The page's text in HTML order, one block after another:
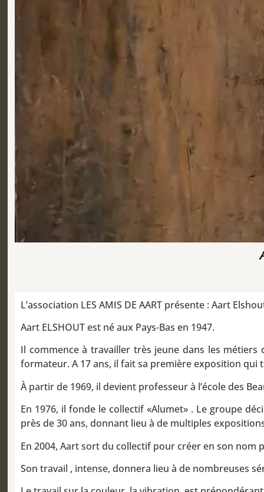
L’association LES AMIS DE AART présente : Aart
Aart ELSHOUT est né aux Pays-Bas en 1947.
Il commence à travailler très jeune dans les
formateur. A 17 ans, il fait sa première exposition qui
À partir de 1969, il devient professeur à l’école des
En 1976, il fonde le collectif «Alumet» . Le groupe
près de 30 ans, donnant lieu à de multiples
En 2004, Aart sort du collectif pour créer en son nom
Son travail , intense, donnera lieu à de nombreuses